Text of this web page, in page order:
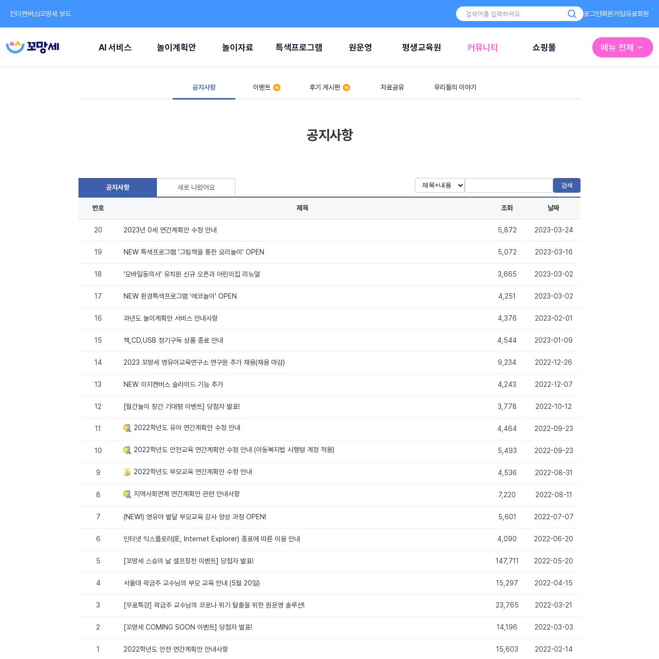
킨더캔버스꼬망세 보드 로그인회원가입유료회원
AI 서비스 놀이계획안 놀이자료 특색프로그램 원운영 평생교육원 커뮤니티 쇼핑몰 메뉴 전체
공지사항 이벤트 후기 게시판 자료공유 우리들의 이야기
공지사항
공지사항 새로 나왔어요 검색
번호 제목 조회 날짜
20 2023년 0세 연간계획안 수정 안내 5,872 2023-03-24
19 NEW 특색프로그램 '그림책을 통한 요리놀이' OPEN 5,072 2023-03-16
18 '모바일동의서' 유치원 신규 오픈과 어린이집 리뉴얼 3,665 2023-03-02
17 NEW 환경특색프로그램 '에코놀이' OPEN 4,251 2023-03-02
16 과년도 놀이계획안 서비스 안내사항 4,376 2023-02-01
15 책,CD,USB 정기구독 상품 종료 안내 4,544 2023-01-09
14 2023 꼬망세 영유아교육연구소 연구원 추가 채용(채용 마감) 9,234 2022-12-26
13 NEW 이지캔버스 슬라이드 기능 추가 4,243 2022-12-07
12 [월간놀이 창간 기대평 이벤트] 당첨자 발표! 3,778 2022-10-12
11 2022학년도 유아 연간계획안 수정 안내 4,464 2022-09-23
10 2022학년도 안전교육 연간계획안 수정 안내 (아동복지법 시행령 개정 적용) 5,493 2022-09-23
9 2022학년도 부모교육 연간계획안 수정 안내 4,536 2022-08-31
8 지역사회연계 연간계획안 관련 안내사항 7,220 2022-08-11
7 (NEW!) 영유아 발달 부모교육 강사 양성 과정 OPEN! 5,601 2022-07-07
6 인터넷 익스플로러(IE, Internet Explorer) 종료에 따른 이용 안내 4,090 2022-06-20
5 [꼬망세 스승의 날 셀프칭찬 이벤트] 당첨자 발표! 147,711 2022-05-20
4 서울대 곽금주 교수님의 부모 교육 안내 (5월 20일) 15,297 2022-04-15
3 [무료특강] 곽금주 교수님의 코로나 위기 탈출을 위한 원운영 솔루션! 23,765 2022-03-21
2 [꼬망세 COMING SOON 이벤트] 당첨자 발표! 14,196 2022-03-03
1 2022학년도 안전 연간계획안 안내사항 15,603 2022-02-14